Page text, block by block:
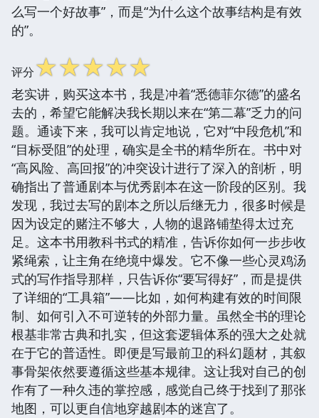
么写一个好故事”，而是“为什么这个故事结构是有效
的”。
评分☆☆☆☆☆
老实讲，购买这本书，我是冲着“悉德菲尔德”的盛名
去的，希望它能解决我长期以来在“第二幕”乏力的问
题。通读下来，我可以肯定地说，它对“中段危机”和
“目标受阻”的处理，确实是全书的精华所在。书中对
“高风险、高回报”的冲突设计进行了深入的剖析，明
确指出了普通剧本与优秀剧本在这一阶段的区别。我
发现，我过去写的剧本之所以后继无力，很多时候是
因为设定的赌注不够大，人物的退路铺垫得太过充
足。这本书用教科书式的精准，告诉你如何一步步收
紧绳索，让主角在绝境中爆发。它不像一些心灵鸡汤
式的写作指导那样，只告诉你“要写得好”，而是提供
了详细的“工具箱”——比如，如何构建有效的时间限
制、如何引入不可逆转的外部力量。虽然全书的理论
根基非常古典和扎实，但这套逻辑体系的强大之处就
在于它的普适性。即便是写最前卫的科幻题材，其叙
事骨架依然要遵循这些基本规律。这让我对自己的创
作有了一种久违的掌控感，感觉自己终于找到了那张
地图，可以更自信地穿越剧本的迷宫了。